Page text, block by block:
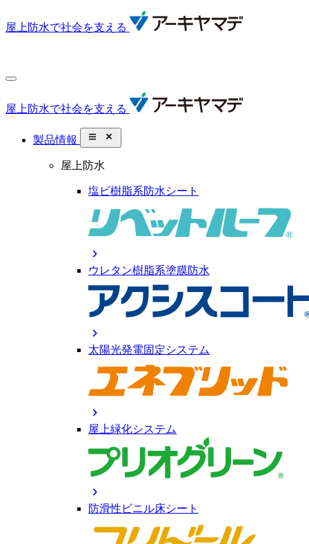
屋上防水で社会を支える
屋上防水で社会を支える
製品情報 close_small
屋上防水
塩ビ樹脂系防水シート
chevron_right
ウレタン樹脂系塗膜防水
chevron_right
太陽光発電固定システム
chevron_right
屋上緑化システム
chevron_right
防滑性ビニル床シート